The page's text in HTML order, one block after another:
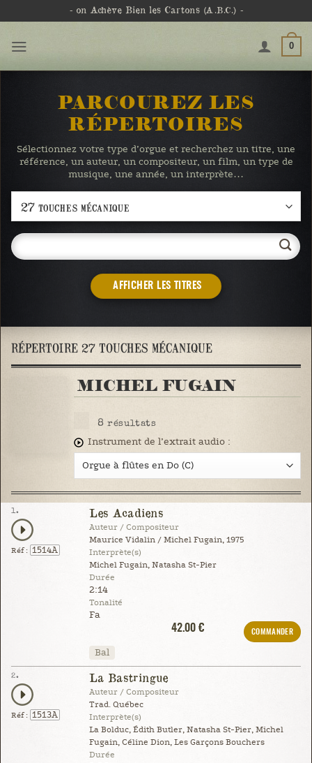
- on Achève Bien les Cartons (A.B.C.) -
0
PARCOUREZ LES
RÉPERTOIRES
Sélectionnez votre type d’orgue et recherchez un titre, une
référence, un auteur, un compositeur, un film, un type de
musique, une année, un interprète…
AFFICHER LES TITRES
RÉPERTOIRE 27 TOUCHES MÉCANIQUE
MICHEL FUGAIN
8 résultats
Instrument de l’extrait audio :
1.
Réf : 1514A
Les Acadiens
Auteur / Compositeur
Maurice Vidalin / Michel Fugain, 1975
Interprète(s)
Michel Fugain, Natasha St-Pier
Durée
2:14
Tonalité
Fa
42.00 €
COMMANDER
Bal
2.
Réf : 1513A
La Bastringue
Auteur / Compositeur
Trad. Québec
Interprète(s)
La Bolduc, Édith Butler, Natasha St-Pier, Michel
Fugain, Céline Dion, Les Garçons Bouchers
Durée